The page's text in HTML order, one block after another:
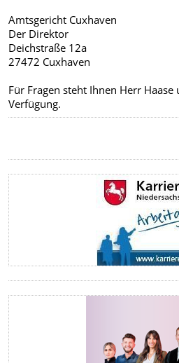
Amtsgericht Cuxhaven
Der Direktor
Deichstraße 12a
27472 Cuxhaven
Für Fragen steht Ihnen Herr
Verfügung.